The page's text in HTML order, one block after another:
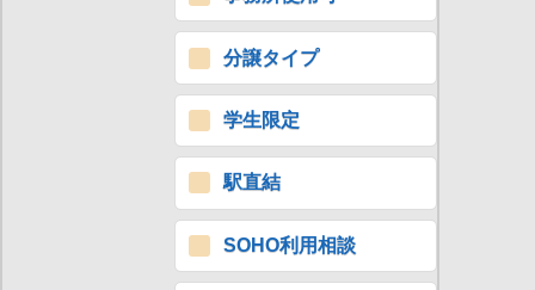
分譲タイプ
学生限定
駅直結
SOHO利用相談